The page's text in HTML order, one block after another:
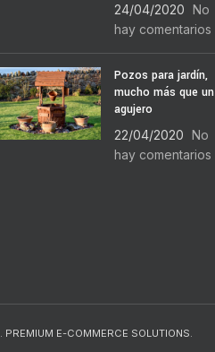
24/04/2020 No
hay comentarios
Pozos para jardín,
mucho más que un
agujero
22/04/2020 No
hay comentarios
. PREMIUM E-COMMERCE SOLUTIONS.